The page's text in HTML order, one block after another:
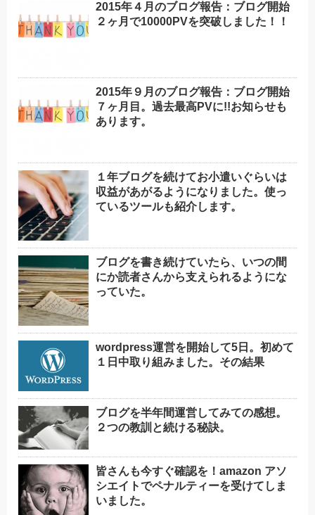
2015年４月のブログ報告：ブログ開始
２ヶ月で10000PVを突破しました！！
2015年９月のブログ報告：ブログ開始
７ヶ月目。過去最高PVに!!お知らせも
あります。
１年ブログを続けてお小遣いぐらいは
収益があがるようになりました。使っ
ているツールも紹介します。
ブログを書き続けていたら、いつの間
にか読者さんから支えられるようにな
っていた。
wordpress運営を開始して5日。初めて
１日中取り組みました。その結果
ブログを半年間運営してみての感想。
２つの教訓と続ける秘訣。
皆さんも今すぐ確認を！amazon アソ
シエイトでペナルティーを受けてしま
いました。